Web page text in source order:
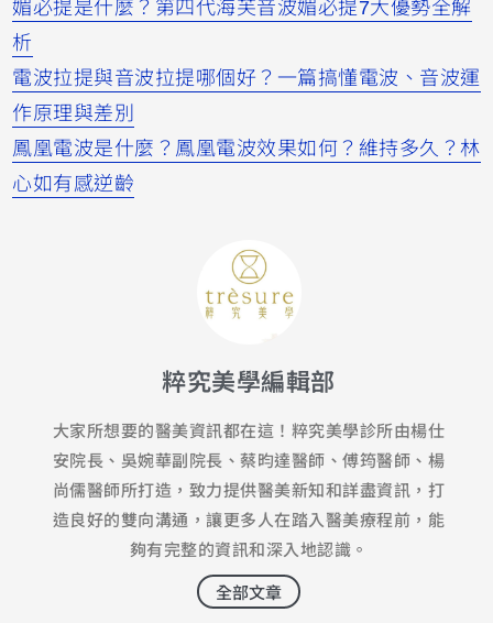
媚必提是什麼？第四代海芙音波媚必提7大優勢全解
析
電波拉提與音波拉提哪個好？一篇搞懂電波、音波運
作原理與差別
鳳凰電波是什麼？鳳凰電波效果如何？維持多久？林
心如有感逆齡
粹究美學編輯部
大家所想要的醫美資訊都在這！粹究美學診所由楊仕
安院長、吳婉華副院長、蔡昀達醫師、傅筠醫師、楊
尚儒醫師所打造，致力提供醫美新知和詳盡資訊，打
造良好的雙向溝通，讓更多人在踏入醫美療程前，能
夠有完整的資訊和深入地認識。
全部文章